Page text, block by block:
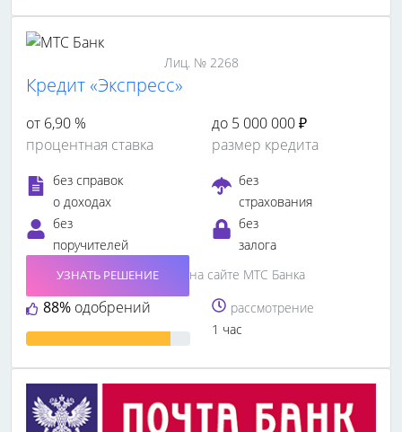
Лиц. № 2268
Кредит «Экспресс»
от 6,90 %
процентная ставка
до 5 000 000 ₽
размер кредита
без справок
о доходах
без
страхования
без
поручителей
без
залога
88% одобрений
УЗНАТЬ РЕШЕНИЕ
на сайте МТС Банка
рассмотрение
1 час